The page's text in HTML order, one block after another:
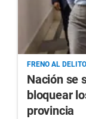
FRENO AL DELITO
Nación se
bloquear
provincia